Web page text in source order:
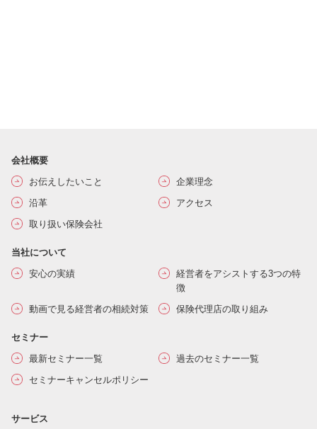
会社概要
お伝えしたいこと
企業理念
沿革
アクセス
取り扱い保険会社
当社について
安心の実績
経営者をアシストする3つの特
徴
動画で見る経営者の相続対策
保険代理店の取り組み
セミナー
最新セミナー一覧
過去のセミナー一覧
セミナーキャンセルポリシー
サービス